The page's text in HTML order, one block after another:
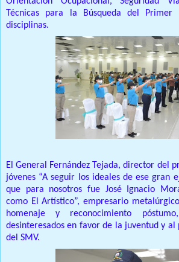
Técnicas para la Búsqueda del Primer
disciplinas.
El General Fernández Tejada, director del
jóvenes “A seguir los ideales de ese gran
que para nosotros fue José Ignacio
como El Artístico”, empresario
homenaje y reconocimiento
desinteresados en favor de la juventud y al
del SMV.